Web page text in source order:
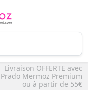
Livraison OFFERTE avec
Prado Mermoz Premium
ou à partir de 55€